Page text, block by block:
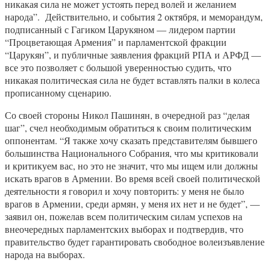
никакая сила не может устоять перед волей и желанием
народа”. Действительно, и события 2 октября, и меморандум,
подписанный с Гагиком Царукяном — лидером партии
“Процветающая Армения” и парламентской фракции
“Царукян”, и публичные заявления фракций РПА и АРФД —
все это позволяет с большой уверенностью судить, что
никакая политическая сила не будет вставлять палки в колеса
прописанному сценарию.
Со своей стороны Никол Пашинян, в очередной раз “делая
шаг”, счел необходимым обратиться к своим политическим
оппонентам. “Я также хочу сказать представителям бывшего
большинства Национального Собрания, что мы критиковали
и критикуем вас, но это не значит, что мы ищем или должны
искать врагов в Армении. Во время всей своей политической
деятельности я говорил и хочу повторить: у меня не было
врагов в Армении, среди армян, у меня их нет и не будет”, —
заявил он, пожелав всем политическим силам успехов на
внеочередных парламентских выборах и подтвердив, что
правительство будет гарантировать свободное волеизъявление
народа на выборах.